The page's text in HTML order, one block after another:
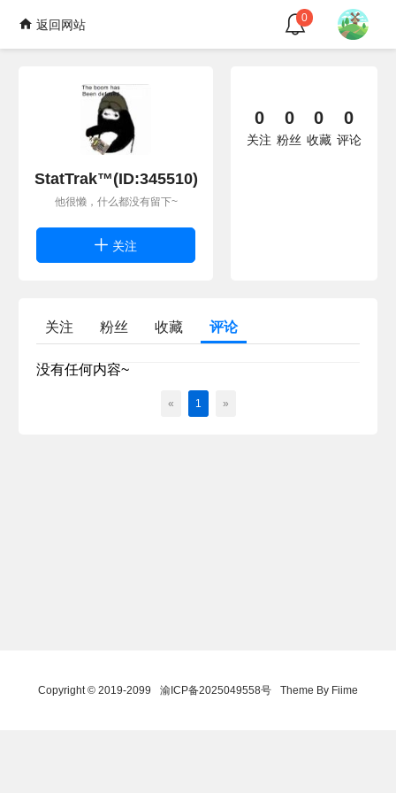
返回网站 0
StatTrak™(ID:345510)
他很懒，什么都没有留下~
关注
0
关注
0
粉丝
0
收藏
0
评论
关注 粉丝 收藏 评论
没有任何内容~
« 1 »
Copyright © 2019-2099 渝ICP备2025049558号 Theme By Fiime